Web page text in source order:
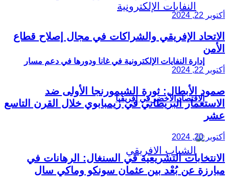
إدارة النفايات الإلكترونية في غانا ودورها في دعم مسار
الاقتصاد الأخضر في إفريقيا
أكتوبر 22, 2024
الاتحاد الإفريقي والشراكات في مجال إصلاح قطاع
الأمن
أكتوبر 22, 2024
صمود الأبطال: ثورة الشيمورنجا الأولى ضد
الاستعمار البريطاني في زيمبابوي خلال القرن التاسع
عشر
أكتوبر 20, 2024
الانتخابات التشريعية في السنغال: الرهانات في
مبارزة عن بُعْد بين عثمان سونكو وماكي سال